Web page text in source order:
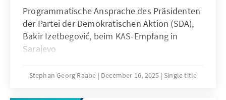
Programmatische Ansprache des Präsidenten
der Partei der Demokratischen Aktion (SDA),
Bakir Izetbegović, beim KAS-Empfang in
Sarajevo
Stephan Georg Raabe December 16, 2025 Single title